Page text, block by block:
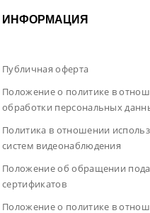
ИНФОРМАЦИЯ
Публичная оферта
Положение о политике в
обработки персональных
Политика в отношении
систем видеонаблюдения
Положение об обращении
сертификатов
Положение о политике в